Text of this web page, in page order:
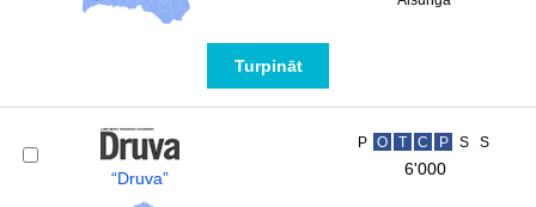
Turpināt
“Druva”
P O T C P S S
6'000